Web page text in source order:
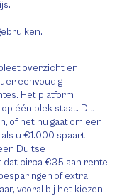
overzicht en
er eenvoudig
Het platform
één plek staat. Dit
of het nu gaat om een
u €1.000 spaart
Duitse
dat circa €35 aan rente
of extra
vooral bij het kiezen